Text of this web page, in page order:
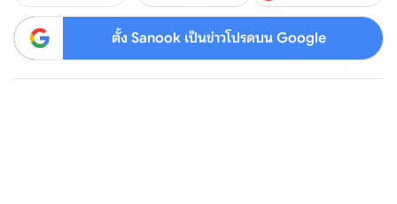
ตั้ง Sanook เป็นข่าวโปรดบน Google